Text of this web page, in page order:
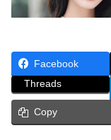
Facebook
Threads
Copy